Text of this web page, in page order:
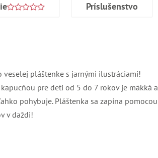
Príslušenstvo
veselej pláštenke s jarnými ilustráciami!
pre deti od 5 do 7 rokov je mäkká a
pohybuje. Pláštenka sa zapína pomocou
v daždi!